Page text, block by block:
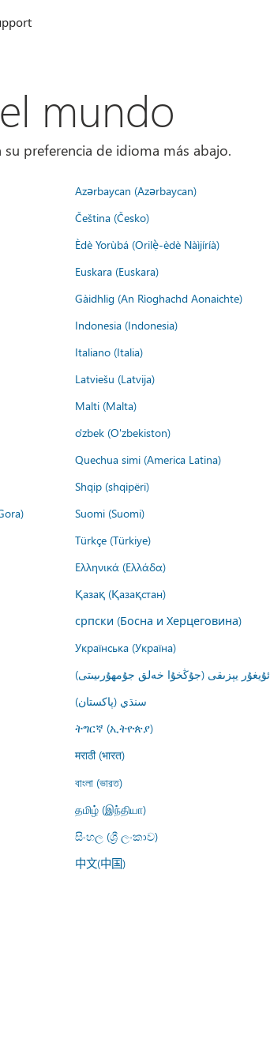
mundo
preferencia de idioma más abajo.
Azərbaycan (Azərbaycan)
Čeština (Česko)
Èdè Yorùbá (Orilẹ̀-èdè Nàìjíríà)
Euskara (Euskara)
Gàidhlig (An Rìoghachd Aonaichte)
Indonesia (Indonesia)
Italiano (Italia)
Latviešu (Latvija)
Malti (Malta)
o'zbek (O'zbekiston)
Quechua simi (America Latina)
Shqip (shqipëri)
Suomi (Suomi)
Türkçe (Türkiye)
Ελληνικά (Ελλάδα)
Қазақ (Қазақстан)
српски (Босна и Херцеговина)
Українська (Україна)
ئۇيغۇر يېزىقى (جۇڭخۇا خەلق جۇمھۇرىيىتى)
سنڌي (پاکستان)
ትግርኛ (ኢትዮጵያ)
मराठी (भारत)
বাংলা (ভারত)
தமிழ் (இந்தியா)
සිංහල (ශ්‍රී ලංකාව)
中文(中国)